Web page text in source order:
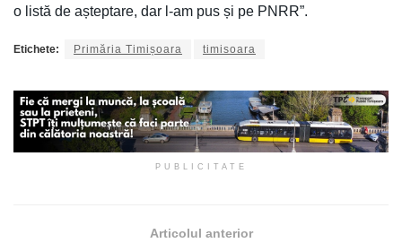
o listă de așteptare, dar l-am pus și pe PNRR”.
Etichete: Primăria Timișoara timisoara
PUBLICITATE
Articolul anterior